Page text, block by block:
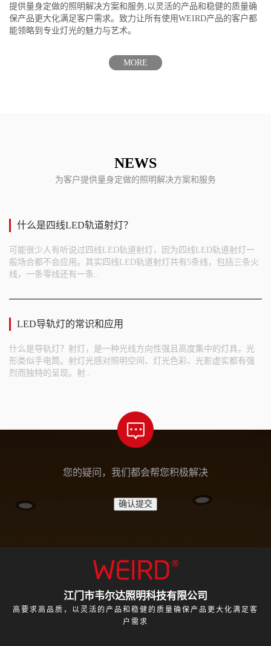
提供量身定做的照明解决方案和服务,以灵活的产品和稳健的质量确
保产品更大化满足客户需求。致力让所有使用WEIRD产品的客户都
能领略到专业灯光的魅力与艺术。
MORE
NEWS
为客户提供量身定做的照明解决方案和服务
什么是四线LED轨道射灯？
可能很少人有听说过四线LED轨道射灯，因为四线LED轨道射灯一
般场合都不会应用。其实四线LED轨道射灯共有5条线，包括三条火
线，一条零线还有一条..
LED导轨灯的常识和应用
什么是导轨灯？射灯，是一种光线方向性强且高度集中的灯具，光
形类似手电筒。射灯光感对照明空间、灯光色彩、光影虚实都有强
烈而独特的呈现。射..
您的疑问，我们都会帮您积极解决
江门市韦尔达照明科技有限公司
高要求高品质，以灵活的产品和稳健的质量确保产品更大化满足客
户需求